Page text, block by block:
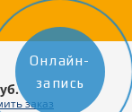
заказ
Онлайн-
запись